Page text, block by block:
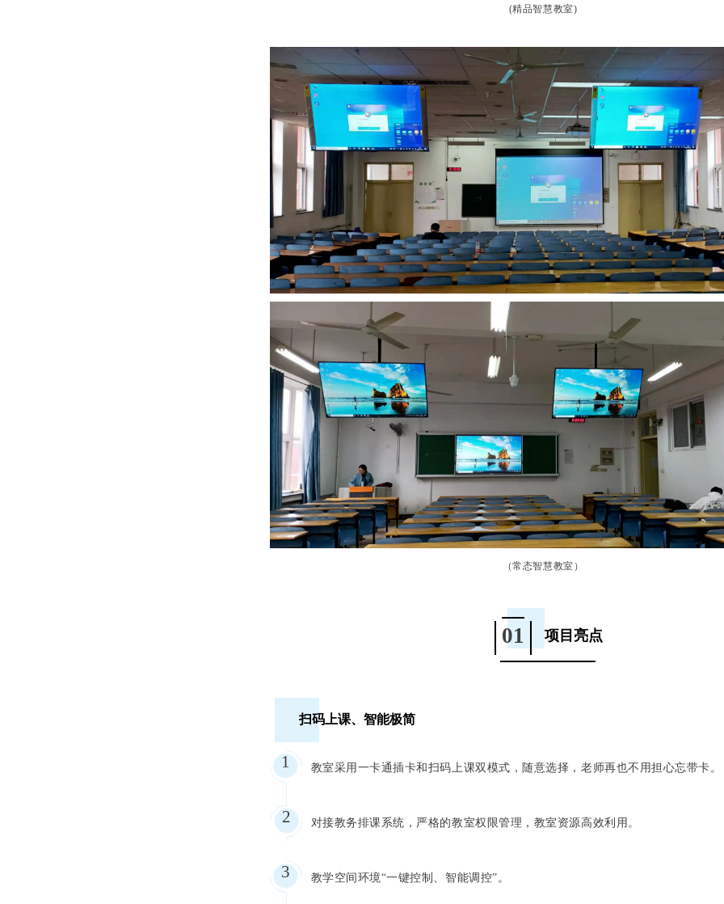
(精品智慧教室)
（常态智慧教室）
01 项目亮点
扫码上课、智能极简
1 教室采用一卡通插卡和扫码上课双模式，随意选择，老师再也不用担心忘带卡。
2 对接教务排课系统，严格的教室权限管理，教室资源高效利用。
3 教学空间环境“一键控制、智能调控”。